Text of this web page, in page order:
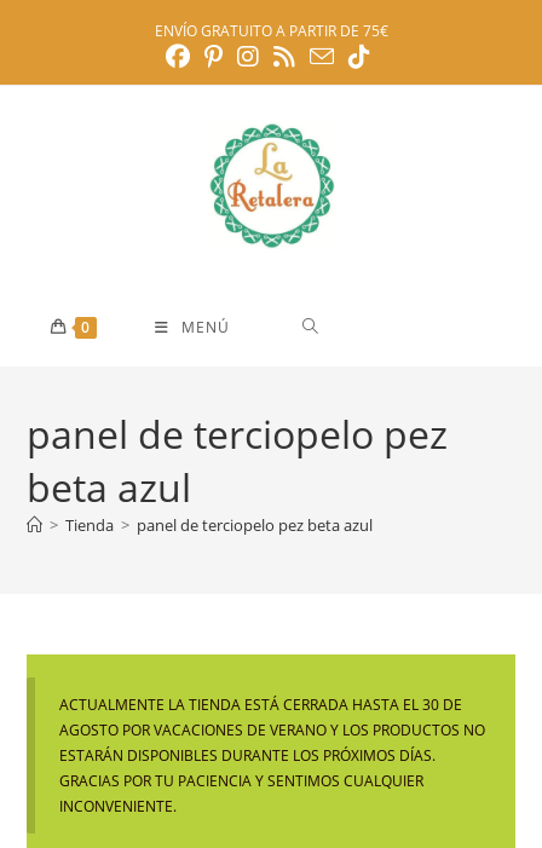
ENVÍO GRATUITO A PARTIR DE 75€
0 MENÚ
panel de terciopelo pez
beta azul
> Tienda > panel de terciopelo pez beta azul
ACTUALMENTE LA TIENDA ESTÁ CERRADA HASTA EL 30 DE
AGOSTO POR VACACIONES DE VERANO Y LOS PRODUCTOS NO
ESTARÁN DISPONIBLES DURANTE LOS PRÓXIMOS DÍAS.
GRACIAS POR TU PACIENCIA Y SENTIMOS CUALQUIER
INCONVENIENTE.